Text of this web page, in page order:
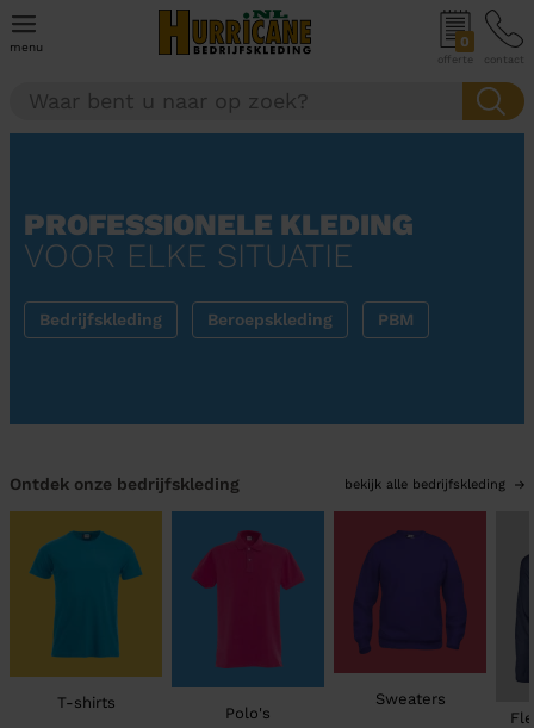
menu 0
offerte contact
PROFESSIONELE KLEDING
VOOR ELKE SITUATIE
Bedrijfskleding Beroepskleding PBM
Ontdek onze bedrijfskleding bekijk alle bedrijfskleding
T-shirts
Polo's
Sweaters